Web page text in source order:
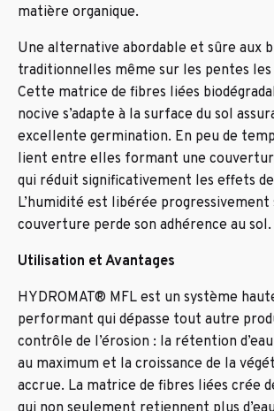
matière organique.
Une alternative abordable et sûre aux
traditionnelles même sur les pentes les
Cette matrice de fibres liées
nocive s’adapte à la surface du sol
excellente germination. En peu de
lient entre elles formant une
qui réduit significativement les effets
L’humidité est libérée progressivement
couverture perde son adhérence au sol.
Utilisation et Avantages
HYDROMAT® MFL est un système
performant qui dépasse tout autre
contrôle de l’érosion : la rétention
au maximum et la croissance de la
accrue. La matrice de fibres liées crée